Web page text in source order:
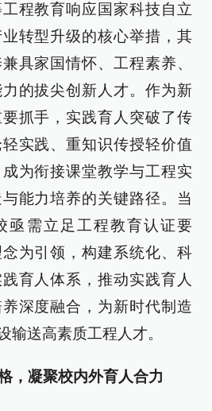
程教育响应国家科技自立
转型升级的核心举措，其
具家国情怀、工程素养、
的拔尖创新人才。作为新
抓手，实践育人突破了传
实践、重知识传授轻价值
为衔接课堂教学与工程实
能力培养的关键路径。当
亟需立足工程教育认证要
为引领，构建系统化、科
育人体系，推动实践育人
深度融合，为新时代制造
输送高素质工程人才。
，凝聚校内外育人合力